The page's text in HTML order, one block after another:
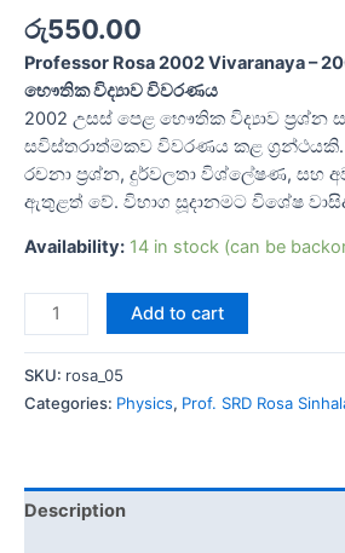
රු550.00
Professor Rosa 2002 Vivaranaya –
භෞතික විද්‍යාව විවරණය
2002 උසස් පෙළ භෞතික විද්‍යාව ප්‍රශ්න
සවිස්තරාත්මකව විවරණය කළ ග්‍රන්ථයකි.
රචනා ප්‍රශ්න, දුර්වලතා විශ්ලේෂණ, සහ
ඇතුළත් වේ. විභාග සූදානමට විශේෂ
Availability: 14 in stock (can be
Add to cart
SKU: rosa_05
Categories: Physics, Prof. SRD Rosa
Description